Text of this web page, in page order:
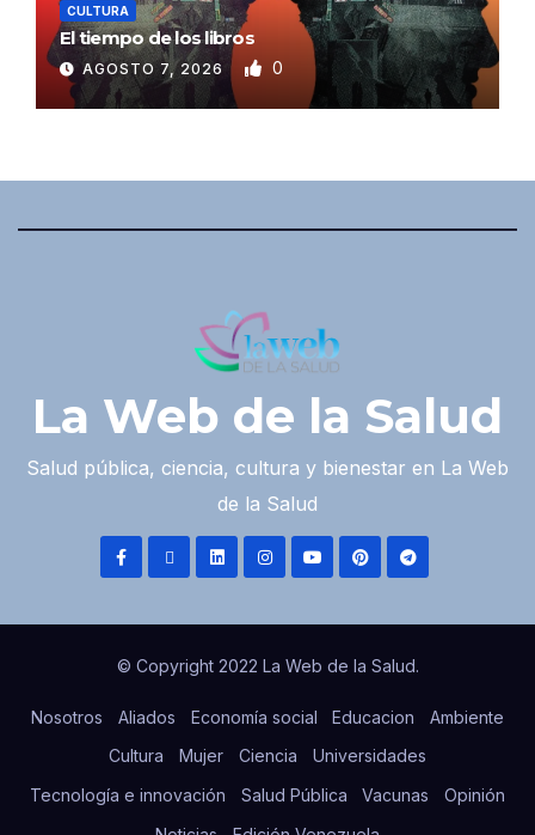
CULTURA
El tiempo de los libros
AGOSTO 7, 2026 0
La Web de la Salud
Salud pública, ciencia, cultura y bienestar en La Web
de la Salud
© Copyright 2022 La Web de la Salud.
Nosotros Aliados Economía social Educacion
Ambiente
Cultura
Mujer Ciencia
Universidades
Tecnología e innovación
Salud Pública Vacunas
Opinión